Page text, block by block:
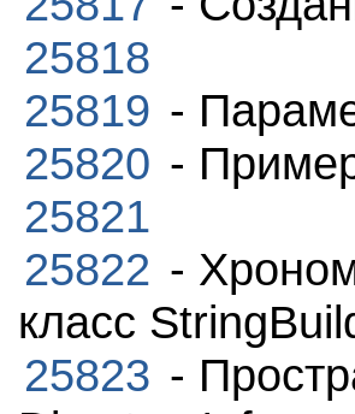
25818
25819 -
25820 -
25821
25822 -
класс
25823 -